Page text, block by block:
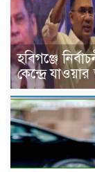
হবিগঞ্জে
কেন্দ্রে